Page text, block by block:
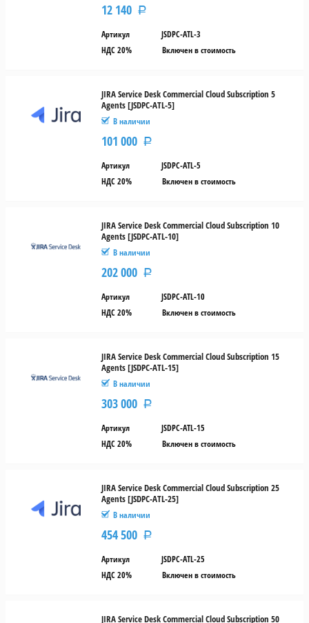
12 140 Р
Артикул
JSDPC-ATL-3
НДС 20%
Включен в стоимость
JIRA Service Desk Commercial Cloud Subscription 5
Agents [JSDPC-ATL-5]
В наличии
101 000 Р
Артикул
JSDPC-ATL-5
НДС 20%
Включен в стоимость
JIRA Service Desk Commercial Cloud Subscription 10
Agents [JSDPC-ATL-10]
В наличии
202 000 Р
Артикул
JSDPC-ATL-10
НДС 20%
Включен в стоимость
JIRA Service Desk Commercial Cloud Subscription 15
Agents [JSDPC-ATL-15]
В наличии
303 000 Р
Артикул
JSDPC-ATL-15
НДС 20%
Включен в стоимость
JIRA Service Desk Commercial Cloud Subscription 25
Agents [JSDPC-ATL-25]
В наличии
454 500 Р
Артикул
JSDPC-ATL-25
НДС 20%
Включен в стоимость
JIRA Service Desk Commercial Cloud Subscription 50